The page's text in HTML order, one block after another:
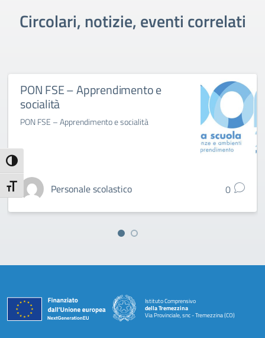
Attiva/disattiva alto contrasto
Attiva/disattiva dimensione testo
Circolari, notizie, eventi correlati
PON FSE – Apprendimento e
socialità
PON FSE – Apprendimento e socialità
Personale scolastico 0
Istituto Comprensivo
della Tremezzina
Via Provinciale, snc - Tremezzina (CO)
— Visita la pagina iniziale della scuola